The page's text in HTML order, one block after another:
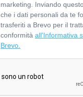
marketing. Inviando
che i dati personali da te
trasferiti a Brevo per il
conformità all'Informativa
Brevo.